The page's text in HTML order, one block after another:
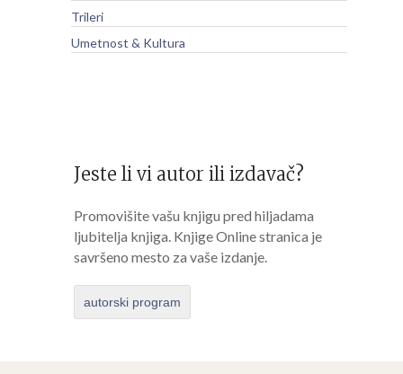
Trileri
Umetnost & Kultura
Jeste li vi autor ili izdavač?
Promovišite vašu knjigu pred hiljadama
ljubitelja knjiga. Knjige Online stranica je
savršeno mesto za vaše izdanje.
autorski program